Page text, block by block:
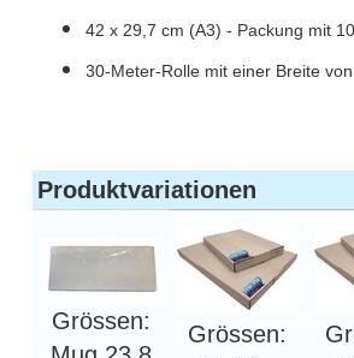
42 x 29,7 cm (A3) - Packung mit
30-Meter-Rolle mit einer Breite
Produktvariationen
Grössen:
Grössen: